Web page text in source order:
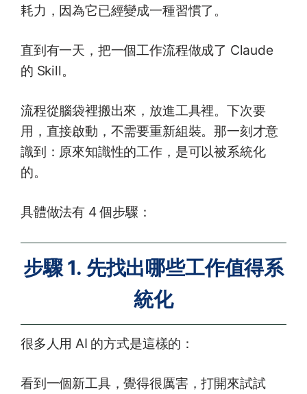
耗力，因為它已經變成一種習慣了。
直到有一天，把一個工作流程做成了 Claude
的 Skill。
流程從腦袋裡搬出來，放進工具裡。下次要
用，直接啟動，不需要重新組裝。那一刻才意
識到：原來知識性的工作，是可以被系統化
的。
具體做法有 4 個步驟：
步驟 1. 先找出哪些工作值得系
統化
很多人用 AI 的方式是這樣的：
看到一個新工具，覺得很厲害，打開來試試